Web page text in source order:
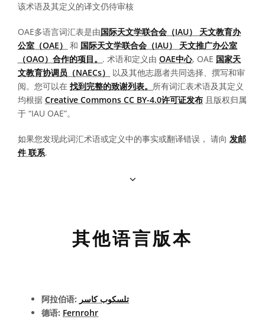
该术语及其定义的译文仍待审核
OAE多语言词汇表是由国际天文学联合会（IAU） 天文教育办
公室（OAE）
和 国际天文学联合会（IAU） 天文推广办公室
（OAO）合作的项目。 . 术语和定义由 OAE中心, OAE 国家天
文教育协调员（NAECs）
以及其他志愿者共同选择、撰写和审
阅。您可以在 找到完整的致谢列表。 所有词汇表术语及其定义
均根据 Creative Commons CC BY-4.0许可证发布 且版权归属
于 “IAU OAE”。
如果您发现此词汇术语或定义中的事实或翻译错误， 请向 发邮
件 联系.
其他语言版本
阿拉伯语: تلسكوب كاسر
德语: Fernrohr